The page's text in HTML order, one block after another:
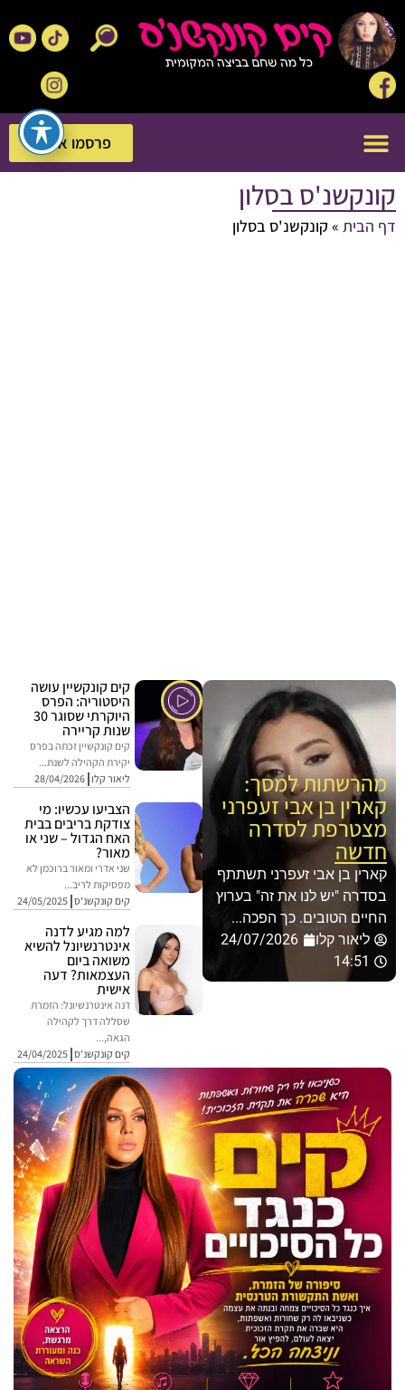
פרסמו אצלנו
פרסמו אצלנו
קונקשנ'ס בסלון
דף הבית »קונקשנ'ס בסלון
מהרשתות למסך:
קארין בן אבי זעפרני
מצטרפת לסדרה
חדשה
קארין בן אבי זעפרני תשתתף
בסדרה "יש לנו את זה" בערוץ
החיים הטובים. כך הפכה...
ליאור קלו
24/07/2026
14:51
קים קונקשיין עושה
היסטוריה: הפרס
היוקרתי שסוגר 30
שנות קריירה
קים קונקשיין זכתה בפרס
יקירת הקהילה לשנת...
ליאור קלו 28/04/2026
הצביעו עכשיו: מי
צודקת בריבים בבית
האח הגדול – שני או
מאור?
שני אדרי ומאור ברוכמן לא
מפסיקות לריב...
קים קונקשנ'ס 24/05/2025
למה מגיע לדנה
אינטרנשיונל להשיא
משואה ביום
העצמאות? דעה
אישית
דנה אינטרנשיונל: הזמרת
שסללה דרך לקהילה
הגאה,...
קים קונקשנ'ס 24/04/2025